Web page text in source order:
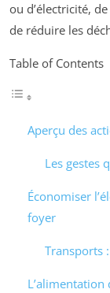
ou d’électricité,
de réduire les
Table of Contents
Aperçu des
Les gestes
Économiser
foyer
Transports